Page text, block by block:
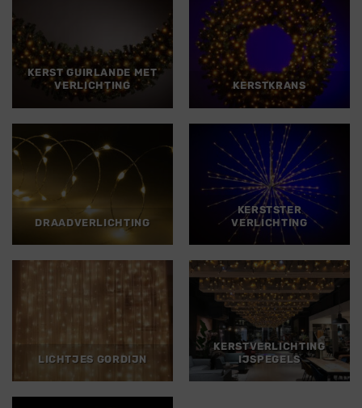
KERST GUIRLANDE MET
VERLICHTING
KERSTKRANS
DRAADVERLICHTING
KERSTSTER
VERLICHTING
LICHTJES GORDIJN
KERSTVERLICHTING
IJSPEGELS